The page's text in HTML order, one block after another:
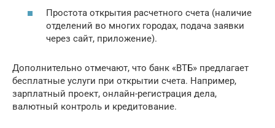
Простота открытия расчетного счета (наличие
отделений во многих городах, подача заявки
через сайт, приложение).
Дополнительно отмечают, что банк «ВТБ» предлагает
бесплатные услуги при открытии счета. Например,
зарплатный проект, онлайн-регистрация дела,
валютный контроль и кредитование.